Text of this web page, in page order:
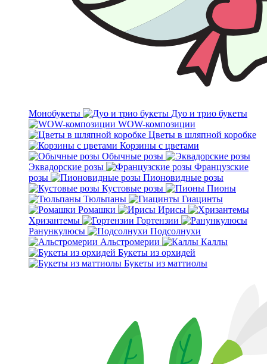
Монобукеты
Дуо и трио букеты
WOW-композиции
Цветы в шляпной коробке
Корзины с цветами
Обычные розы
Эквадорские розы
Французские
розы
Пионовидные розы
Кустовые розы
Пионы
Тюльпаны
Гиацинты
Ромашки
Ирисы
Хризантемы
Гортензии
Ранункулюсы
Подсолнухи
Альстромерии
Каллы
Букеты из орхидей
Букеты из маттиолы